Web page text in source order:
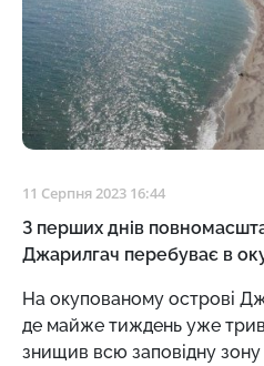
11 Серпня 2023 16:44
З перших днів
Джарилгач перебуває в
На окупованому острові
де майже тиждень уже
знищив всю заповідну